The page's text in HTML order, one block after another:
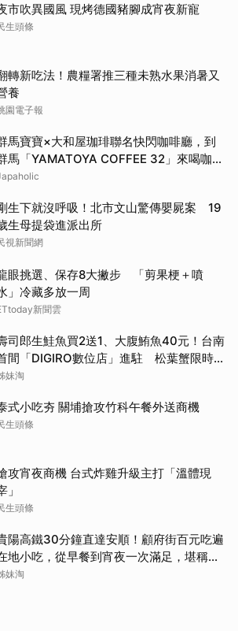
市吹異國風 現烤德國豬腳成宵夜新寵
生頭條
轉新吃法！農糧署推三種未熟水果消暑又
養
園電子報
馬寶寶×大和屋珈琲聯名快閃咖啡廳，到
馬「YAMATOYA COFFEE 32」來喝咖啡
生下就沒呼吸！北市文山驚傳嬰屍案 19
生母提袋進派出所
視新聞網
眼挑選、保存8大撇步 「剪果梗＋噴
」冷藏多放一周
新聞雲
司郎生鮭魚買2送1、大腹鮪魚40元！台南
間「DIGIRO數位店」進駐 松葉蟹限時上
妹淘
式小吃夯 關埔搶攻竹科午餐外送商機
生頭條
攻宵夜商機 台式炸雞升級主打「溫體現
」
生頭條
陽高鐵30分鐘直達安順！顧府街百元吃遍
地小吃，從早餐到宵夜一次滿足，堪稱貴
「小吃王國」
妹淘